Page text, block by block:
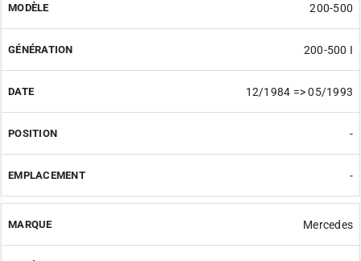
200-500
200-500 I
12/1984 => 05/1993
-
-
Mercedes